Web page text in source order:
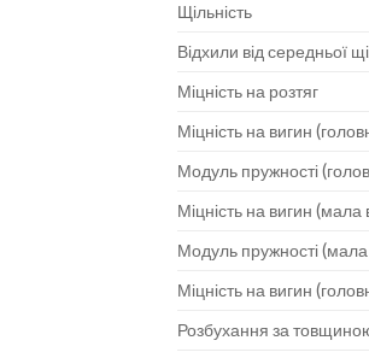
Щільність
Відхили від середньої
Міцність на розтяг
Міцність на вигин
Модуль пружності
Міцність на вигин (мала
Модуль пружності (мала
Міцність на вигин
Розбухання за